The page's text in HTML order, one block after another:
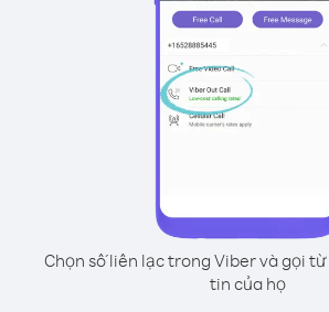
Chọn số liên lạc trong Viber và gọi
tin của họ